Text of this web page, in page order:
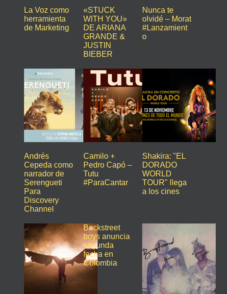
La Voz como
herramienta
de Marketing
«STUCK
WITH YOU»
DE ARIANA
GRANDE &
JUSTIN
BIEBER
Nunca te
olvidé – Morat
#Lanzamient
o
Andrés
Cepeda como
narrador de
Serengueti
Para
Discovery
Channel
Camilo +
Pedro Capó –
Tutu
#ParaCantar
Shakira: "EL
DORADO
WORLD
TOUR" llega
a los cines
Backstreet
boys anuncia
segunda
fecha en
Colombia